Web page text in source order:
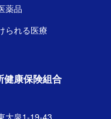
薬品
られる医療
健康保険組合
大泉1-19-43